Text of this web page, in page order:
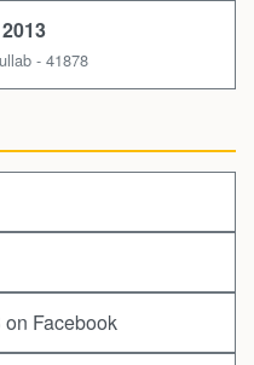
- 41878
Facebook